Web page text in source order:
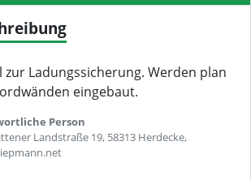
zur Ladungssicherung. Werden plan
eingebaut.
Person
Landstraße 19, 58313 Herdecke,